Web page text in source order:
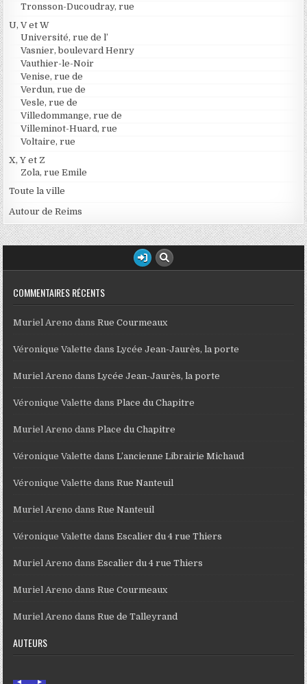
Tronsson-Ducoudray, rue
U, V et W
Université, rue de l’
Vasnier, boulevard Henry
Vauthier-le-Noir
Venise, rue de
Verdun, rue de
Vesle, rue de
Villedommange, rue de
Villeminot-Huard, rue
Voltaire, rue
X, Y et Z
Zola, rue Emile
Toute la ville
Autour de Reims
COMMENTAIRES RÉCENTS
Muriel Areno dansRue Courmeaux
Véronique Valette dansLycée Jean-Jaurès, la porte
Muriel Areno dansLycée Jean-Jaurès, la porte
Véronique Valette dansPlace du Chapitre
Muriel Areno dansPlace du Chapitre
Véronique Valette dansL’ancienne Librairie Michaud
Véronique Valette dansRue Nanteuil
Muriel Areno dansRue Nanteuil
Véronique Valette dansEscalier du 4 rue Thiers
Muriel Areno dansEscalier du 4 rue Thiers
Muriel Areno dansRue Courmeaux
Muriel Areno dansRue de Talleyrand
AUTEURS